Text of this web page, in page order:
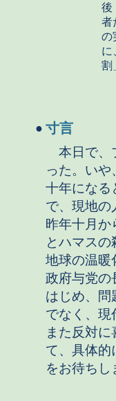
後
者
の
に
割
● 寸言
本日で、
った。い
十年になる
で、現地の
昨年十月
とハマス
地球の温暖
政府与党の
はじめ、問
でなく、現
また反対
て、具体的
をお待ちし
小松